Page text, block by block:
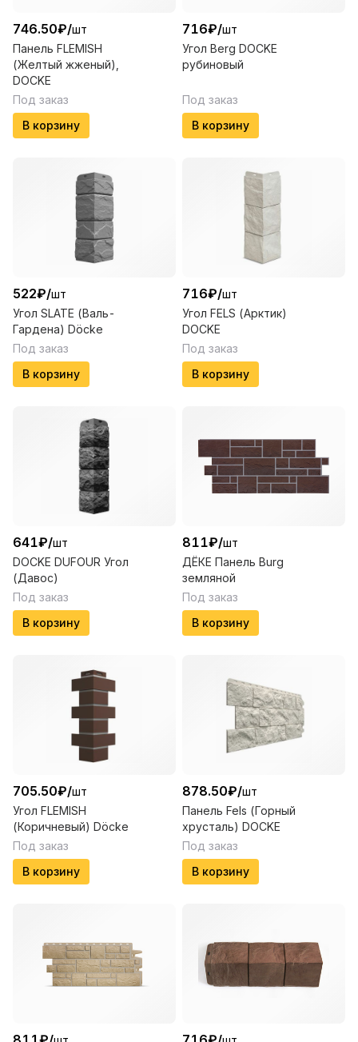
746.50₽/шт
Панель FLEMISH
(Желтый жженый),
DOCKE
Под заказ
В корзину
716₽/шт
Угол Berg DOCKE
рубиновый
Под заказ
В корзину
522₽/шт
Угол SLATE (Валь-
Гардена) Döcke
Под заказ
В корзину
716₽/шт
Угол FELS (Арктик)
DOCKE
Под заказ
В корзину
641₽/шт
DOCKE DUFOUR Угол
(Давос)
Под заказ
В корзину
811₽/шт
ДЁКЕ Панель Burg
земляной
Под заказ
В корзину
705.50₽/шт
Угол FLEMISH
(Коричневый) Döcke
Под заказ
В корзину
878.50₽/шт
Панель Fels (Горный
хрусталь) DOCKE
Под заказ
В корзину